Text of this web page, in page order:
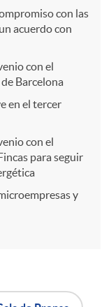
con las
acuerdo con
con el
Barcelona
en el tercer
con el
para seguir
y